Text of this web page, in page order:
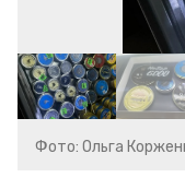
Фото: Ольга